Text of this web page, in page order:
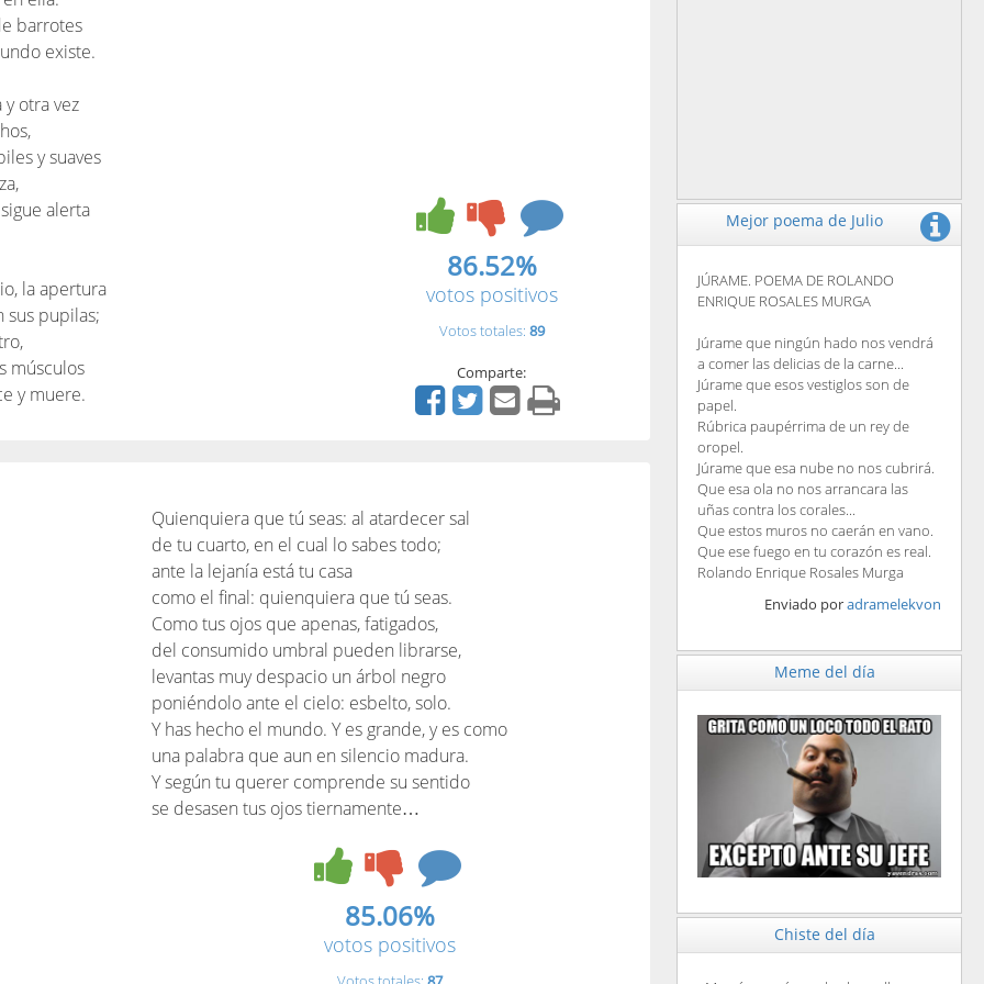
barrotes
existe.
otra vez
y suaves
alerta
la apertura
sus pupilas;
músculos
y muere.
86.52%
votos positivos
Votos totales: 89
Comparte:
Quienquiera que tú seas: al atardecer sal
de tu cuarto, en el cual lo sabes todo;
ante la lejanía está tu casa
como el final: quienquiera que tú seas.
Como tus ojos que apenas, fatigados,
del consumido umbral pueden librarse,
levantas muy despacio un árbol negro
poniéndolo ante el cielo: esbelto, solo.
Y has hecho el mundo. Y es grande, y es como
una palabra que aun en silencio madura.
Y según tu querer comprende su sentido
se desasen tus ojos tiernamente…
85.06%
votos positivos
Mejor poema de Julio
JÚRAME. POEMA DE ROLANDO
ENRIQUE ROSALES MURGA
Júrame que ningún hado nos vendrá
a comer las delicias de la carne...
Júrame que esos vestiglos son de
papel.
Rúbrica paupérrima de un rey de
oropel.
Júrame que esa nube no nos cubrirá.
Que esa ola no nos arrancara las
uñas contra los corales...
Que estos muros no caerán en vano.
Que ese fuego en tu corazón es real.
Rolando Enrique Rosales Murga
Enviado poradramelekvon
Meme del día
Chiste del día